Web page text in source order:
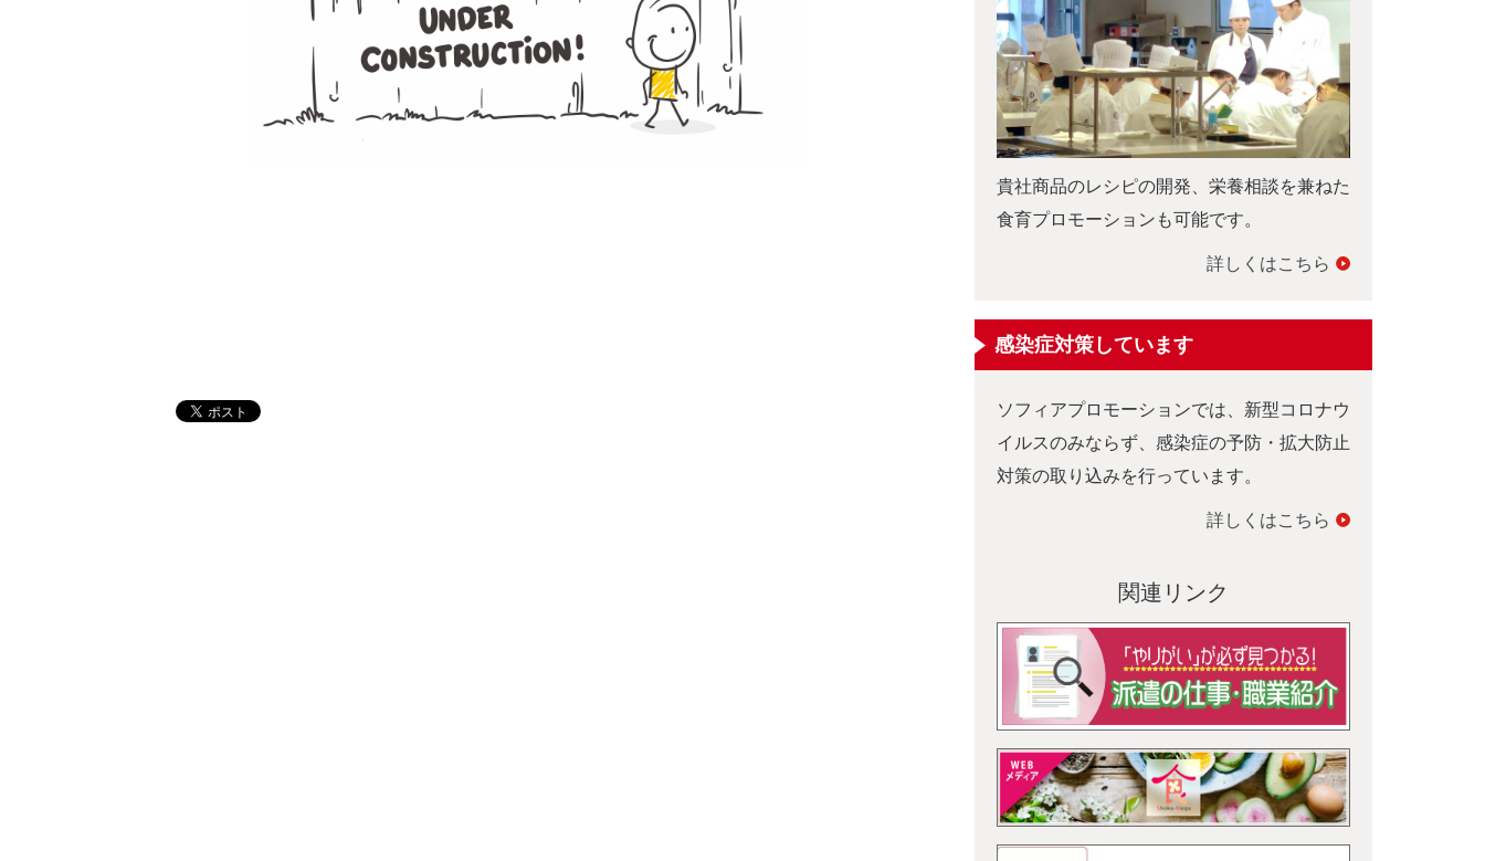
貴社商品のレシピの開発、栄養相談を兼ねた
食育プロモーションも可能です。
詳しくはこちら
感染症対策しています
ソフィアプロモーションでは、新型コロナウ
イルスのみならず、感染症の予防・拡大防止
対策の取り込みを行っています。
詳しくはこちら
関連リンク